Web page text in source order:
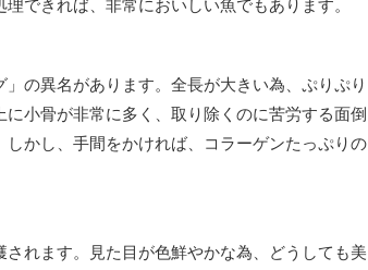
できれば、非常においしい魚でもあります。
の異名があります。全長が大きい為、ぷりぷり
小骨が非常に多く、取り除くのに苦労する面倒
かし、手間をかければ、コラーゲンたっぷりの
れます。見た目が色鮮やかな為、どうしても美